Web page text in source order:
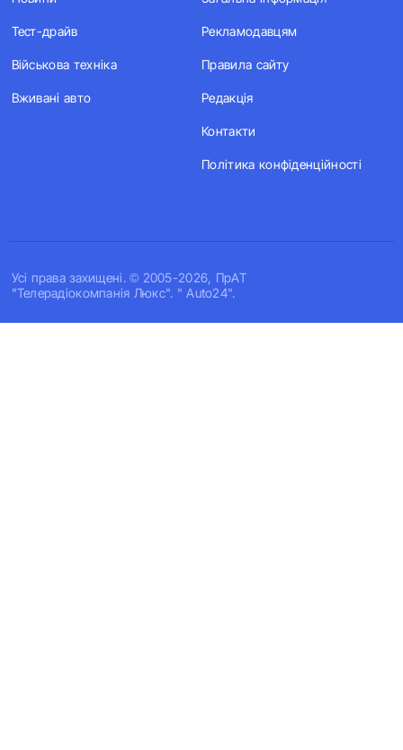
Усi права захищенi. © 2005-2026, ПрАТ
"Телерадіокомпанія Люкс". " Auto24".
Тест-драйв
Військова техніка
Вживані авто
Рекламодавцям
Правила сайту
Редакція
Контакти
Політика конфіденційності